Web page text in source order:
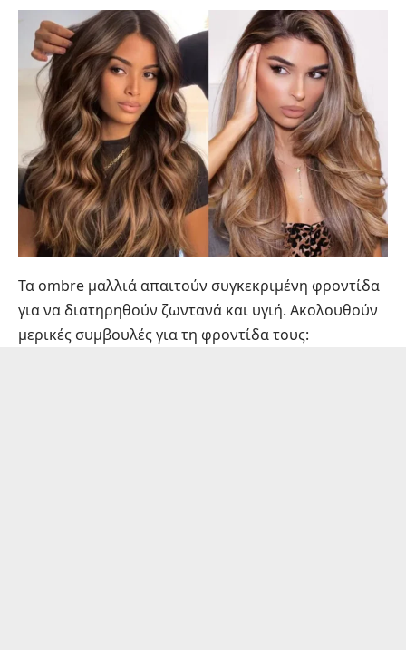
Τα ombre μαλλιά απαιτούν συγκεκριμένη φροντίδα
για να διατηρηθούν ζωντανά και υγιή. Ακολουθούν
μερικές συμβουλές για τη φροντίδα τους: